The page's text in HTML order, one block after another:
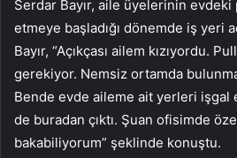
Serdar Bayır, aile üyelerinin
etmeye başladığı dönemde iş yeri
Bayır, “Açıkçası ailem kızıyordu.
gerekiyor. Nemsiz ortamda
Bende evde aileme ait yerleri işgal
de buradan çıktı. Şuan ofisimde
bakabiliyorum” şeklinde konuştu.